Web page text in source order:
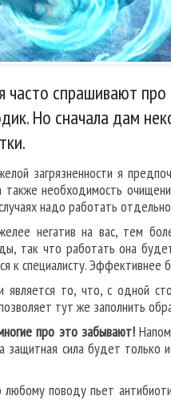
спрашивают
Но сначала дам
загрязненности я
необходимость
надо работать
негатив на вас, тем
так что работать она
к специалисту. Эффективнее
является то, что, с одной
тут же заполнить
про это забывают!
защитная сила будет
поводу пьет